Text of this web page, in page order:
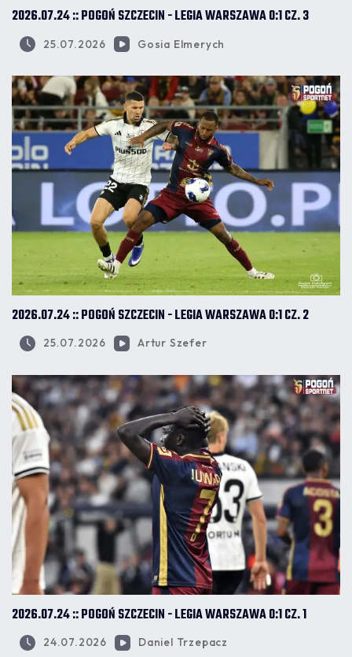
2026.07.24 :: POGOŃ SZCZECIN - LEGIA WARSZAWA 0:1 CZ. 3
25.07.2026 Gosia Elmerych
2026.07.24 :: POGOŃ SZCZECIN - LEGIA WARSZAWA 0:1 CZ. 2
25.07.2026 Artur Szefer
2026.07.24 :: POGOŃ SZCZECIN - LEGIA WARSZAWA 0:1 CZ. 1
24.07.2026 Daniel Trzepacz